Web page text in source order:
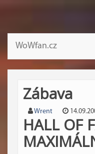
WoWfan.cz
Zábava
Wrent
HALL OF